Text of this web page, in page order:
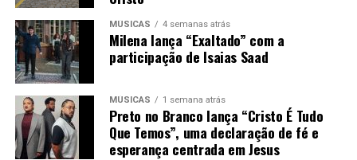
MÚSICAS 4 semanas atrás
Milena lança “Exaltado” com a
participação de Isaias Saad
MÚSICAS 1 semana atrás
Preto no Branco lança “Cristo É Tudo
Que Temos”, uma declaração de fé e
esperança centrada em Jesus